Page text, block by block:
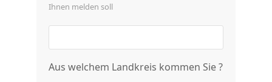
Ihnen melden soll
Aus welchem Landkreis kommen Sie ?